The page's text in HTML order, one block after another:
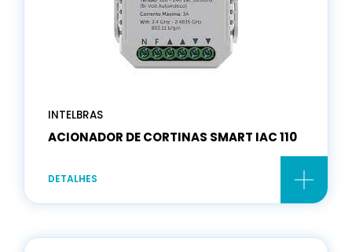
INTELBRAS
ACIONADOR DE CORTINAS SMART IAC 110
DETALHES